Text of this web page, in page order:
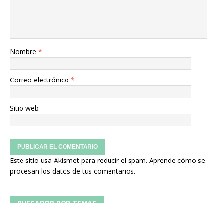
Nombre *
Correo electrónico *
Sitio web
Este sitio usa Akismet para reducir el spam. Aprende cómo se
procesan los datos de tus comentarios.